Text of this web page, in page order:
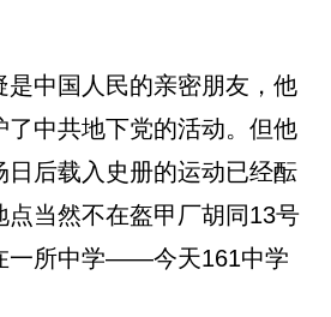
是中国人民的亲密朋友，他
了中共地下党的活动。但他
日后载入史册的运动已经酝
点当然不在盔甲厂胡同13号
一所中学——今天161中学